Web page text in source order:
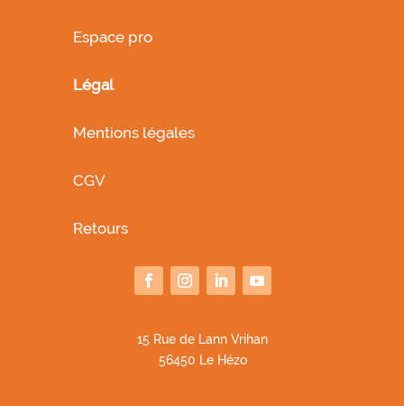
Espace pro
Légal
Mentions légales
CGV
Retours
15 Rue de Lann Vrihan
56450 Le Hézo